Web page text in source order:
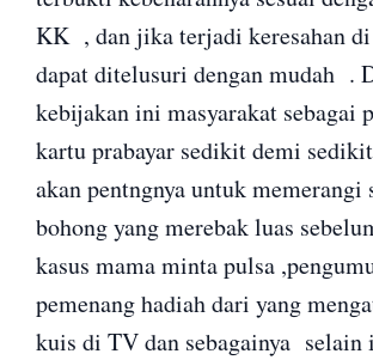
KK , dan jika terjadi keresahan di
dapat ditelusuri dengan mudah .
kebijakan ini masyarakat sebagai
kartu prabayar sedikit demi
akan pentngnya untuk memerangi
bohong yang merebak luas
kasus mama minta pulsa
pemenang hadiah dari yang
kuis di TV dan sebagainya selain